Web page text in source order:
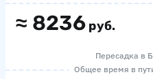
≈ 8236 руб.
Пересадка в
Общее время в